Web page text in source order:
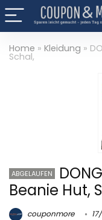
Home » Kleidung »
Schal,
ABGELAUFEN
Beanie Hut,
couponmore